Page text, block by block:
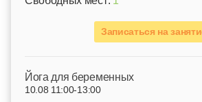
Записаться на
Йога для беременных
10.08 11:00-13:00